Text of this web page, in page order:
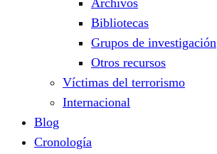
Archivos
Bibliotecas
Grupos de investigación
Otros recursos
Víctimas del terrorismo
Internacional
Blog
Cronología